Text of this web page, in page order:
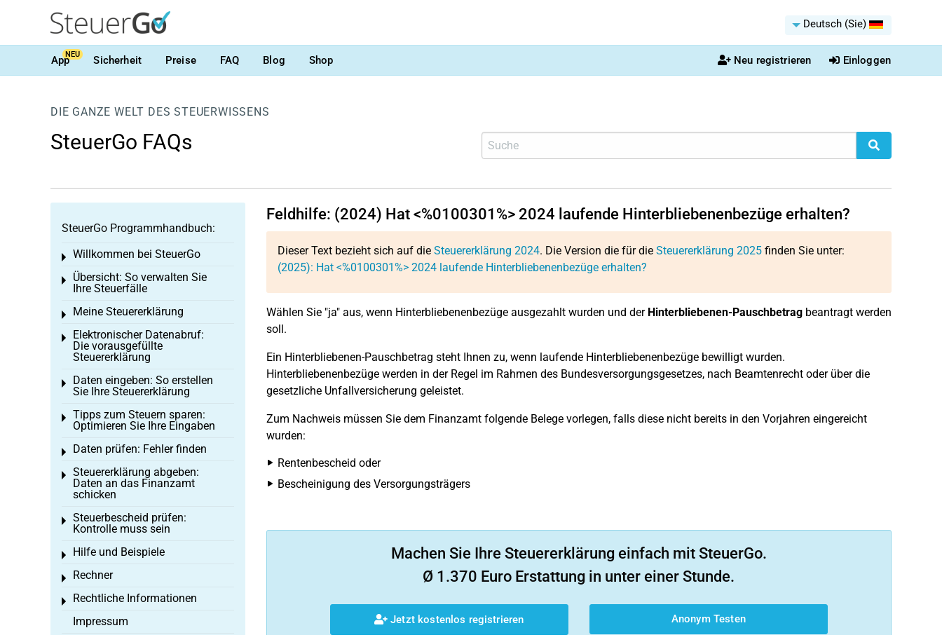
Deutsch (Sie)
AppNEU Sicherheit Preise FAQ Blog Shop Neu registrieren Einloggen
DIE GANZE WELT DES STEUERWISSENS
SteuerGo FAQs
Feldhilfe: (2024) Hat <%0100301%> 2024 laufende Hinterbliebenenbezüge erhalten?
Dieser Text bezieht sich auf die Steuererklärung 2024. Die Version die für die Steuererklärung 2025finden Sie unter:
(2025): Hat <%0100301%> 2024 laufende Hinterbliebenenbezüge erhalten?
Wählen Sie "ja" aus, wenn Hinterbliebenenbezüge ausgezahlt wurden und derHinterbliebenen-Pauschbetragbeantragt werden
soll.
Ein Hinterbliebenen-Pauschbetrag steht Ihnen zu, wenn laufende Hinterbliebenenbezüge bewilligt wurden.
Hinterbliebenenbezüge werden in der Regel im Rahmen des Bundesversorgungsgesetzes, nach Beamtenrecht oder über die
gesetzliche Unfallversicherung geleistet.
Zum Nachweis müssen Sie dem Finanzamt folgende Belege vorlegen, falls diese nicht bereits in den Vorjahren eingereicht
wurden:
Rentenbescheid oder
Bescheinigung des Versorgungsträgers
Machen Sie Ihre Steuererklärung einfach mit SteuerGo.
Ø 1.370 Euro Erstattung in unter einer Stunde.
Jetzt kostenlos registrieren Anonym Testen
SteuerGo Programmhandbuch:
Willkommen bei SteuerGo
Toggle menu
Übersicht: So verwalten Sie
Ihre Steuerfälle
Toggle menu
Meine Steuererklärung
Toggle menu
Elektronischer Datenabruf:
Die vorausgefüllte
Steuererklärung
Toggle menu
Daten eingeben: So erstellen
Sie Ihre Steuererklärung
Toggle menu
Tipps zum Steuern sparen:
Optimieren Sie Ihre Eingaben
Toggle menu
Daten prüfen: Fehler finden
Toggle menu
Steuererklärung abgeben:
Daten an das Finanzamt
schicken
Toggle menu
Steuerbescheid prüfen:
Kontrolle muss sein
Toggle menu
Hilfe und Beispiele
Toggle menu
Rechner
Toggle menu
Rechtliche Informationen
Toggle menu
Impressum